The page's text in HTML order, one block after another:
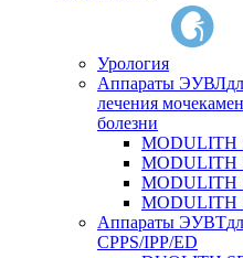
Урология
Аппараты ЭУВЛ
лечения
болезни
MODULITH
MODULITH
MODULITH
MODULITH
Аппараты ЭУВТ
CPPS/IPP/ED